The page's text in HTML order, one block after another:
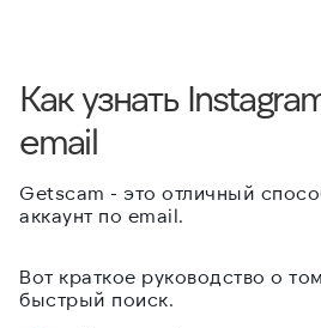
Как узнать
email
Getscam - это отличный
аккаунт по email.
Вот краткое руководство о
быстрый поиск.